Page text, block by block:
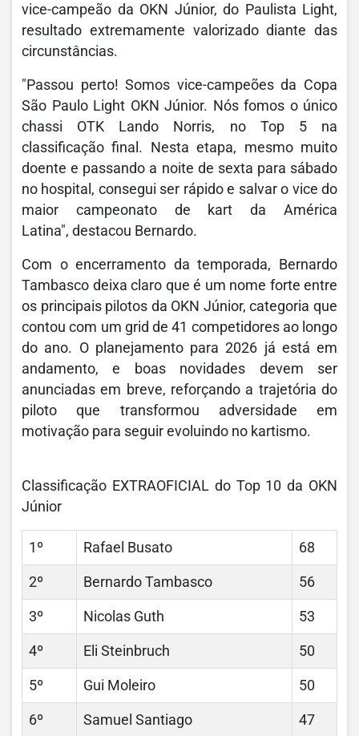
vice-campeão da OKN Júnior, do Paulista Light,
resultado extremamente valorizado diante das
circunstâncias.
"Passou perto! Somos vice-campeões da Copa
São Paulo Light OKN Júnior. Nós fomos o único
chassi OTK Lando Norris, no Top 5 na
classificação final. Nesta etapa, mesmo muito
doente e passando a noite de sexta para sábado
no hospital, consegui ser rápido e salvar o vice do
maior campeonato de kart da América
Latina", destacou Bernardo.
Com o encerramento da temporada, Bernardo
Tambasco deixa claro que é um nome forte entre
os principais pilotos da OKN Júnior, categoria que
contou com um grid de 41 competidores ao longo
do ano. O planejamento para 2026 já está em
andamento, e boas novidades devem ser
anunciadas em breve, reforçando a trajetória do
piloto que transformou adversidade em
motivação para seguir evoluindo no kartismo.
Classificação EXTRAOFICIAL do Top 10 da OKN
Júnior
1º Rafael Busato 68
2º Bernardo Tambasco 56
3º Nicolas Guth 53
4º Eli Steinbruch 50
5º Gui Moleiro 50
6º Samuel Santiago 47